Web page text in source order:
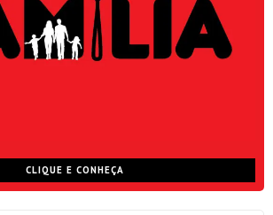
CLIQUE E CONHEÇA